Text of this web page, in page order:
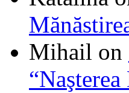
Mihail on